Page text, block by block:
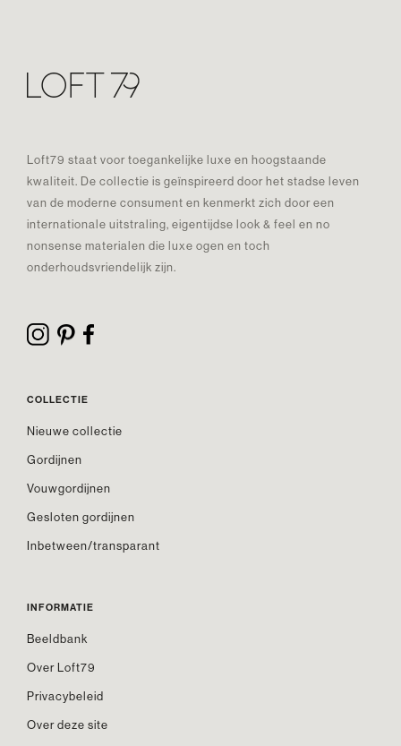
Loft79 staat voor toegankelijke luxe en hoogstaande
kwaliteit. De collectie is geïnspireerd door het stadse leven
van de moderne consument en kenmerkt zich door een
internationale uitstraling, eigentijdse look & feel en no
nonsense materialen die luxe ogen en toch
onderhoudsvriendelijk zijn.
COLLECTIE
Nieuwe collectie
Gordijnen
Vouwgordijnen
Gesloten gordijnen
Inbetween/transparant
INFORMATIE
Beeldbank
Over Loft79
Privacybeleid
Over deze site